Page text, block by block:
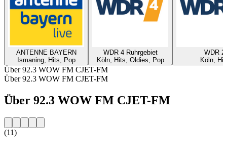
ANTENNE BAYERN
Ismaning, Hits, Pop
WDR 4 Ruhrgebiet
Köln, Hits, Oldies, Pop
WDR 2
Köln,
Über 92.3 WOW FM CJET-FM
Über 92.3 WOW FM CJET-FM
Über 92.3 WOW FM CJET-FM
(11)